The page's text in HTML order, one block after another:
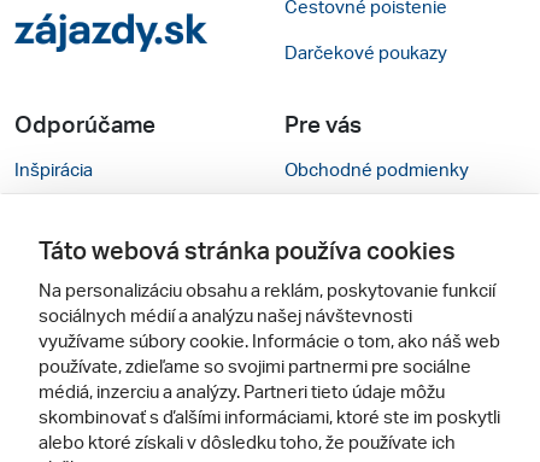
Cestovné poistenie
Darčekové poukazy
Odporúčame
Inšpirácia
Cestovné kancelárie
Zájezdy.cz
Pre vás
Obchodné podmienky
Nastavenie cookies
Mobilná verzia webu
Sledujte nás
Táto webová stránka používa cookies
Na personalizáciu obsahu a reklám, poskytovanie funkcií
sociálnych médií a analýzu našej návštevnosti
využívame súbory cookie. Informácie o tom, ako náš web
používate, zdieľame so svojimi partnermi pre sociálne
médiá, inzerciu a analýzy. Partneri tieto údaje môžu
skombinovať s ďalšími informáciami, ktoré ste im poskytli
alebo ktoré získali v dôsledku toho, že používate ich